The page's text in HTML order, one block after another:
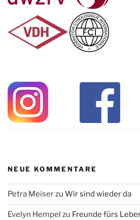
NEUE KOMMENTARE
Petra Meiserzu Wir sind wieder da
Evelyn Hempel zu Freunde fürs